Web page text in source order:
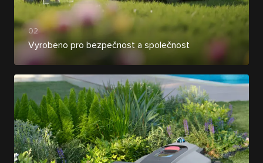
02
Vyrobeno pro bezpečnost a společnost